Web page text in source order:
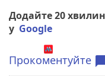
Додайте 20
у Google
Прокоментуйте